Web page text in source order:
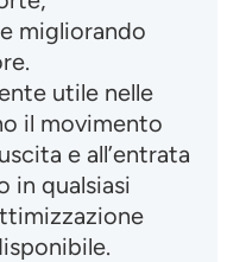
migliorando
utile nelle
il movimento
e all’entrata
in qualsiasi